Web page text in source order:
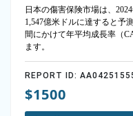
日本の傷害保険市場は、
1,547億米ドルに達すると予
間にかけて年平均成長率（
ます。
REPORT ID:
$1500